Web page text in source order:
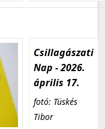
Csillagászati
Nap - 2026.
április 17.
fotó: Tüskés
Tibor